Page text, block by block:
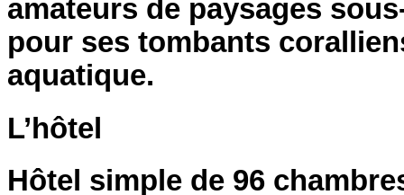
amateurs de paysages
pour ses tombants
aquatique.
L’hôtel
Hôtel simple de 96